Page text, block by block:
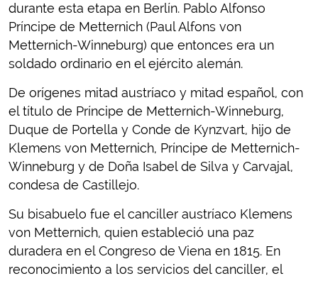
durante esta etapa en Berlín. Pablo Alfonso
Príncipe de Metternich (Paul Alfons von
Metternich-Winneburg) que entonces era un
soldado ordinario en el ejército alemán.
De orígenes mitad austríaco y mitad español, con
el título de Príncipe de Metternich-Winneburg,
Duque de Portella y Conde de Kynzvart, hijo de
Klemens von Metternich, Príncipe de Metternich-
Winneburg y de Doña Isabel de Silva y Carvajal,
condesa de Castillejo.
Su bisabuelo fue el canciller austríaco Klemens
von Metternich, quien estableció una paz
duradera en el Congreso de Viena en 1815. En
reconocimiento a los servicios del canciller, el